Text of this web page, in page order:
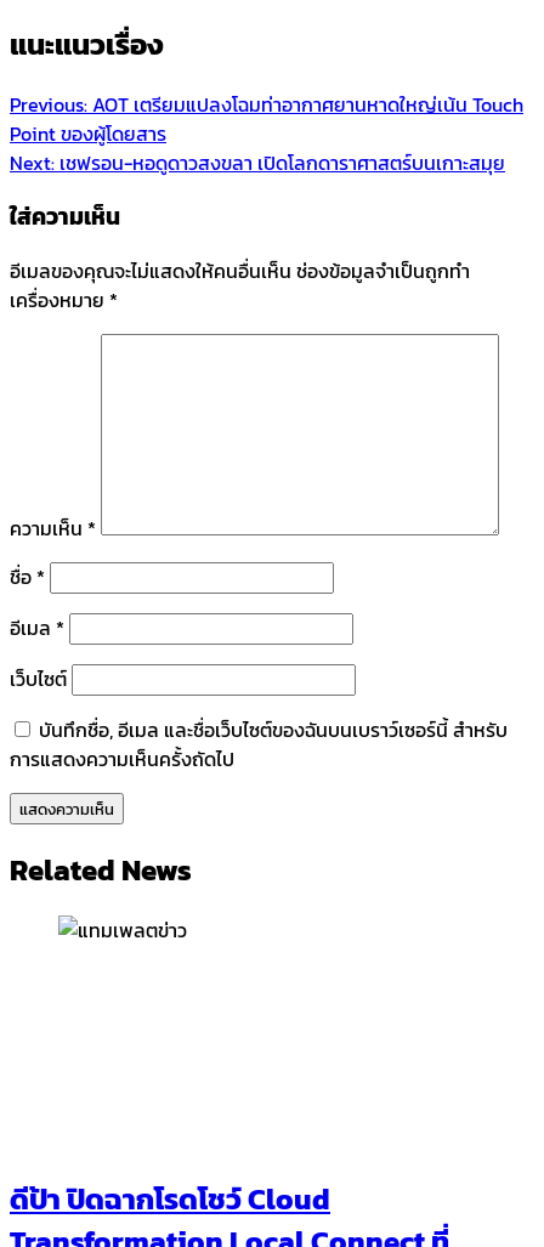
แนะแนวเรื่อง
Previous:AOT เตรียมแปลงโฉมท่าอากาศยานหาดใหญ่เน้น Touch
Point ของผู้โดยสาร
Next: เชฟรอน-หอดูดาวสงขลา เปิดโลกดาราศาสตร์บนเกาะสมุย
ใส่ความเห็น
อีเมลของคุณจะไม่แสดงให้คนอื่นเห็น ช่องข้อมูลจำเป็นถูกทำ
เครื่องหมาย *
ความเห็น *
ชื่อ *
อีเมล *
เว็บไซต์
บันทึกชื่อ, อีเมล และชื่อเว็บไซต์ของฉันบนเบราว์เซอร์นี้ สำหรับ
การแสดงความเห็นครั้งถัดไป
Related News
ดีป้า ปิดฉากโรดโชว์ Cloud